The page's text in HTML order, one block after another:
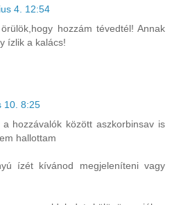
4. 12:54
hozzám tévedtél! Annak
ízlik a kalács!
10. 8:25
hozzávalók között aszkorbinsav is
hallottam
ízét kívánod megjeleníteni vagy